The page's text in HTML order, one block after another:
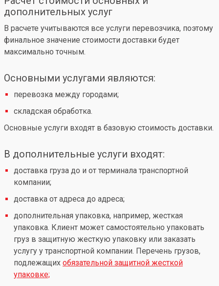
дополнительных услуг
В расчете учитываются все услуги перевозчика, поэтому
финальное значение стоимости доставки будет
максимально точным.
Основными услугами являются:
перевозка между городами;
складская обработка.
Основные услуги входят в базовую стоимость доставки.
В дополнительные услуги входят:
доставка груза до и от терминала транспортной
компании;
доставка от адреса до адреса;
дополнительная упаковка, например, жесткая
упаковка. Клиент может самостоятельно упаковать
груз в защитную жесткую упаковку или заказать
услугу у транспортной компании. Перечень грузов,
подлежащих обязательной защитной жесткой
упаковке;